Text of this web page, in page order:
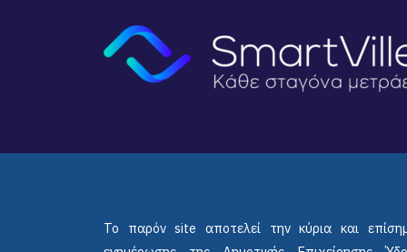
Το παρόν site αποτελεί την κύρια και